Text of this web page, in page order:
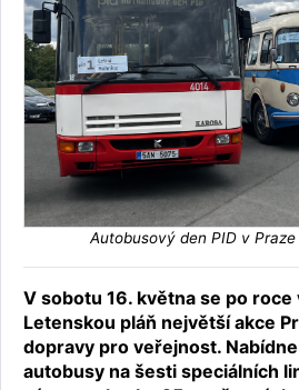
Autobusový den PID v
V sobotu 16. května se po
Letenskou pláň největší akce
dopravy pro veřejnost.
autobusy na šesti speciálních